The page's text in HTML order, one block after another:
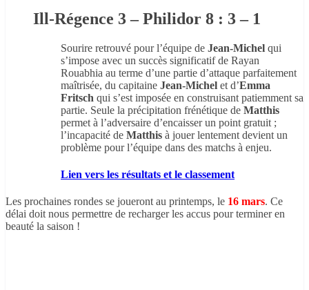
Ill-Régence 3 – Philidor 8 : 3 – 1
Sourire retrouvé pour l’équipe de Jean-Michel qui
s’impose avec un succès significatif de Rayan
Rouabhia au terme d’une partie d’attaque parfaitement
maîtrisée, du capitaine Jean-Michel et d’Emma
Fritsch qui s’est imposée en construisant patiemment sa
partie. Seule la précipitation frénétique de Matthis
permet à l’adversaire d’encaisser un point gratuit ;
l’incapacité de Matthis à jouer lentement devient un
problème pour l’équipe dans des matchs à enjeu.
Lien vers les résultats et le classement
Les prochaines rondes se joueront au printemps, le 16 mars. Ce
délai doit nous permettre de recharger les accus pour terminer en
beauté la saison !